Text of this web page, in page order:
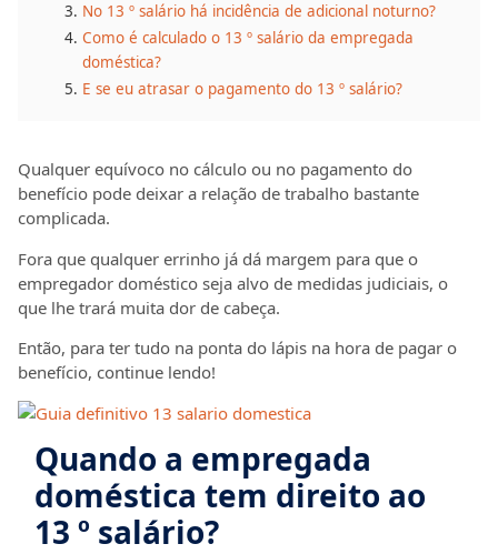
No 13 º salário há incidência de adicional noturno?
Como é calculado o 13 º salário da empregada
doméstica?
E se eu atrasar o pagamento do 13 º salário?
Qualquer equívoco no cálculo ou no pagamento do
benefício pode deixar a relação de trabalho bastante
complicada.
Fora que qualquer errinho já dá margem para que o
empregador doméstico seja alvo de medidas judiciais, o
que lhe trará muita dor de cabeça.
Então, para ter tudo na ponta do lápis na hora de pagar o
benefício, continue lendo!
Quando a empregada
doméstica tem direito ao
13 º salário?